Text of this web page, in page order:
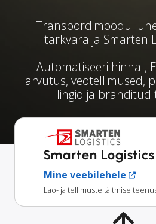
Transpordimoodul
tarkvara ja Smarten
Automatiseeri hinna-,
arvutus, veotellimused,
lingid ja bränditud
Smarten
Mine veebilehele
Lao- ja tellimuste täitmise